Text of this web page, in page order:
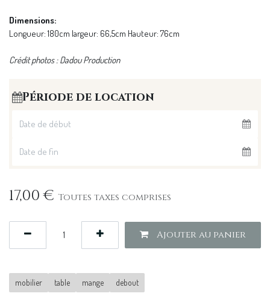
Dimensions:
Longueur: 180cm largeur: 66,5cm Hauteur: 76cm
Crédit photos : Dadou Production
Période de location
17,00€ Toutes taxes comprises
Ajouter au panier
mobilier table mange debout